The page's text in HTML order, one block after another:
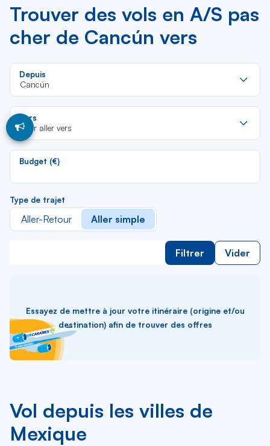
Trouver des vols en A/S pas
cher de Cancún vers
Depuis
Cancún
Vers
Pour aller vers
Budget (€)
Type de trajet
Aller-Retour Aller simple
Filtrer Vider
Essayez de mettre à jour votre itinéraire (origine et/ou
destination) afin de trouver des offres
Vol depuis les villes de
Mexique